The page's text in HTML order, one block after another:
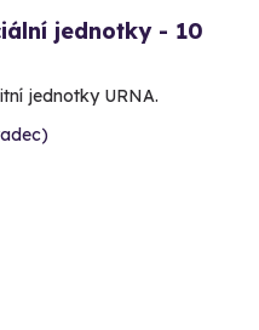
jednotky - 10
jednotky URNA.